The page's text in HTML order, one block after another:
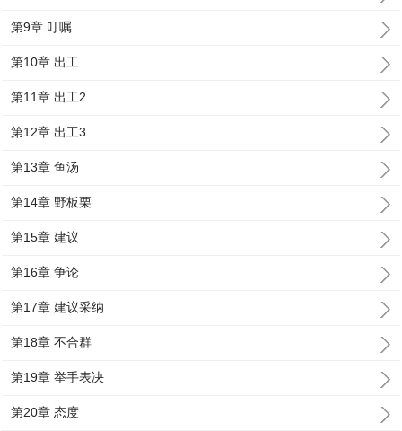
第9章 叮嘱
第10章 出工
第11章 出工2
第12章 出工3
第13章 鱼汤
第14章 野板栗
第15章 建议
第16章 争论
第17章 建议采纳
第18章 不合群
第19章 举手表决
第20章 态度